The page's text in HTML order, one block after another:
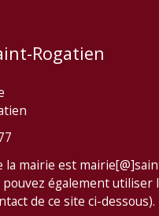
Rogatien
la mairie est
également utiliser
de ce site ci-dessous).